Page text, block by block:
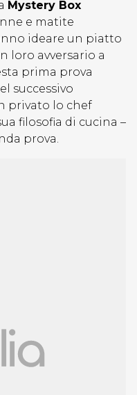
Mystery Box
e matite
ideare un piatto
loro avversario a
prima prova
successivo
privato lo chef
filosofia di cucina –
prova.